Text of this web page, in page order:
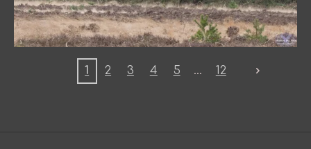
1 2 3 4 5 12